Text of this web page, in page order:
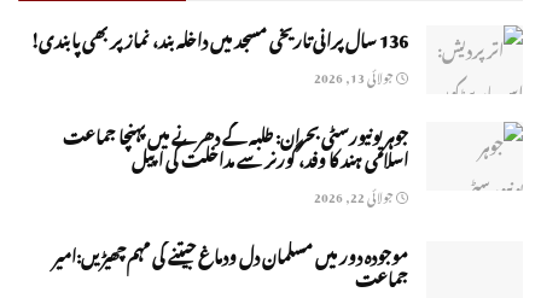
136 سال پرانی تاریخی مسجد میں داخلہ بند، نماز پر بھی پابندی!
جولائی 13, 2026
جوہر یونیورسٹی بحران: طلبہ کے دھرنے میں پہنچا جماعت
اسلامی ہند کا وفد، گورنر سے مداخلت کی اپیل
جولائی 22, 2026
موجودہ دور میں مسلمان دل ودماغ جیتنے کی مہم چھیڑیں:امیر
جماعت